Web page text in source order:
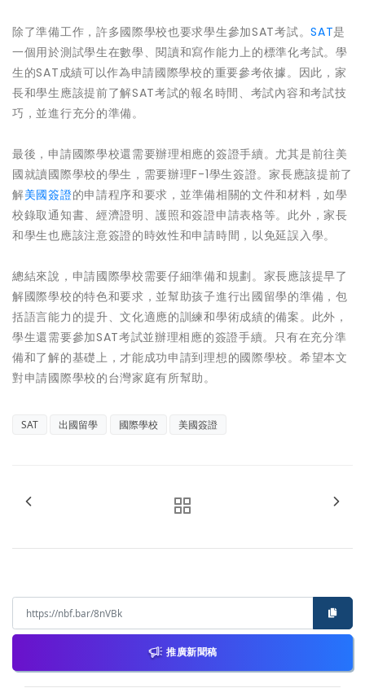
除了準備工作，許多國際學校也要求學生參加SAT考試。SAT是
一個用於測試學生在數學、閱讀和寫作能力上的標準化考試。學
生的SAT成績可以作為申請國際學校的重要參考依據。因此，家
長和學生應該提前了解SAT考試的報名時間、考試內容和考試技
巧，並進行充分的準備。
最後，申請國際學校還需要辦理相應的簽證手續。尤其是前往美
國就讀國際學校的學生，需要辦理F-1學生簽證。家長應該提前了
解美國簽證的申請程序和要求，並準備相關的文件和材料，如學
校錄取通知書、經濟證明、護照和簽證申請表格等。此外，家長
和學生也應該注意簽證的時效性和申請時間，以免延誤入學。
總結來說，申請國際學校需要仔細準備和規劃。家長應該提早了
解國際學校的特色和要求，並幫助孩子進行出國留學的準備，包
括語言能力的提升、文化適應的訓練和學術成績的備案。此外，
學生還需要參加SAT考試並辦理相應的簽證手續。只有在充分準
備和了解的基礎上，才能成功申請到理想的國際學校。希望本文
對申請國際學校的台灣家庭有所幫助。
SAT 出國留學 國際學校 美國簽證
推廣新聞稿